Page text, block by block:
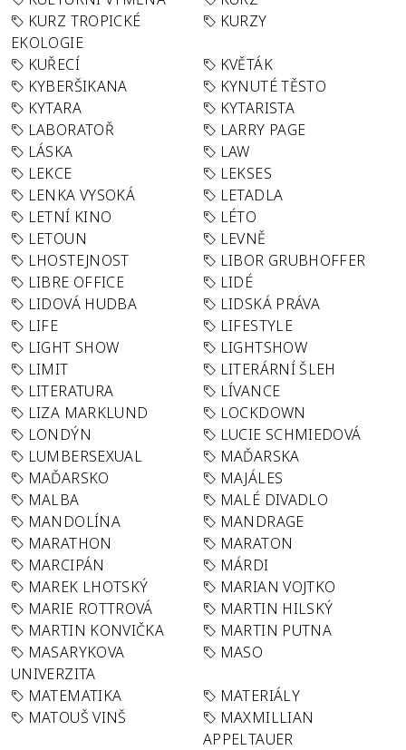
KURZ TROPICKÉ
EKOLOGIE
KURZY
KUŘECÍ
KVĚTÁK
KYBERŠIKANA
KYNUTÉ TĚSTO
KYTARA
KYTARISTA
LABORATOŘ
LARRY PAGE
LÁSKA
LAW
LEKCE
LEKSES
LENKA VYSOKÁ
LETADLA
LETNÍ KINO
LÉTO
LETOUN
LEVNĚ
LHOSTEJNOST
LIBOR GRUBHOFFER
LIBRE OFFICE
LIDÉ
LIDOVÁ HUDBA
LIDSKÁ PRÁVA
LIFE
LIFESTYLE
LIGHT SHOW
LIGHTSHOW
LIMIT
LITERÁRNÍ ŠLEH
LITERATURA
LÍVANCE
LIZA MARKLUND
LOCKDOWN
LONDÝN
LUCIE SCHMIEDOVÁ
LUMBERSEXUAL
MAĎARSKA
MAĎARSKO
MAJÁLES
MALBA
MALÉ DIVADLO
MANDOLÍNA
MANDRAGE
MARATHON
MARATON
MARCIPÁN
MÁRDI
MAREK LHOTSKÝ
MARIAN VOJTKO
MARIE ROTTROVÁ
MARTIN HILSKÝ
MARTIN KONVIČKA
MARTIN PUTNA
MASARYKOVA
UNIVERZITA
MASO
MATEMATIKA
MATERIÁLY
MATOUŠ VINŠ
MAXMILLIAN
APPELTAUER